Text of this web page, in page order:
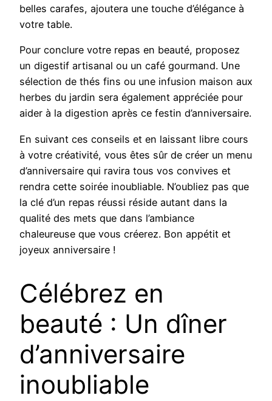
belles carafes, ajoutera une touche d’élégance à
votre table.
Pour conclure votre repas en beauté, proposez
un digestif artisanal ou un café gourmand. Une
sélection de thés fins ou une infusion maison aux
herbes du jardin sera également appréciée pour
aider à la digestion après ce festin d’anniversaire.
En suivant ces conseils et en laissant libre cours
à votre créativité, vous êtes sûr de créer un menu
d’anniversaire qui ravira tous vos convives et
rendra cette soirée inoubliable. N’oubliez pas que
la clé d’un repas réussi réside autant dans la
qualité des mets que dans l’ambiance
chaleureuse que vous créerez. Bon appétit et
joyeux anniversaire !
Célébrez en
beauté : Un dîner
d’anniversaire
inoubliable